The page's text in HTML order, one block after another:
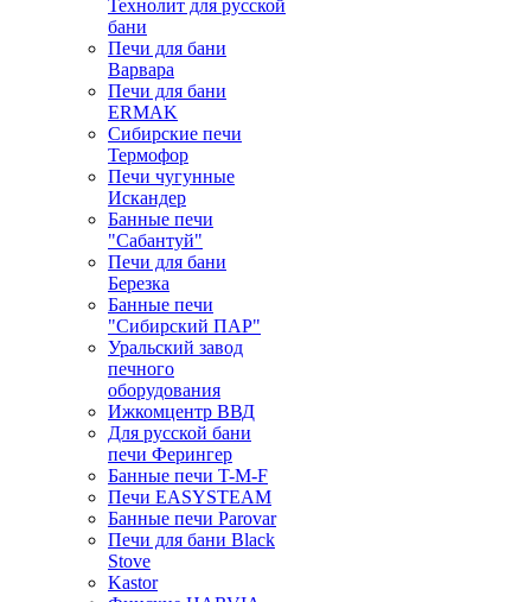
Технолит для русской
бани
Печи для бани
Варвара
Печи для бани
ERMAK
Сибирские печи
Термофор
Печи чугунные
Искандер
Банные печи
"Сабантуй"
Печи для бани
Березка
Банные печи
"Сибирский ПАР"
Уральский завод
печного
оборудования
Ижкомцентр ВВД
Для русской бани
печи Ферингер
Банные печи T-M-F
Печи EASYSTEAM
Банные печи Parovar
Печи для бани Black
Stove
Kastor